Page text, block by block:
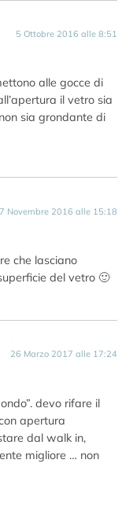
5 Ottobre 2016 alle 8:51
alle gocce di
il vetro sia
sia grondante di
7 Novembre 2016 alle 15:18
che lasciano
del vetro 🙂
26 Marzo 2017 alle 17:24
devo rifare il
apertura
dal walk in,
migliore … non